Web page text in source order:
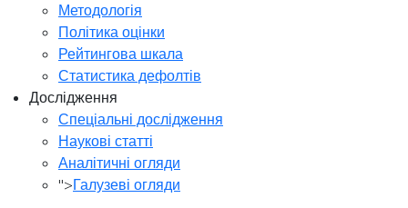
Методологія
Політика оцінки
Рейтингова шкала
Статистика дефолтів
Дослідження
Спеціальні дослідження
Наукові статті
Аналітичні огляди
">Галузеві огляди